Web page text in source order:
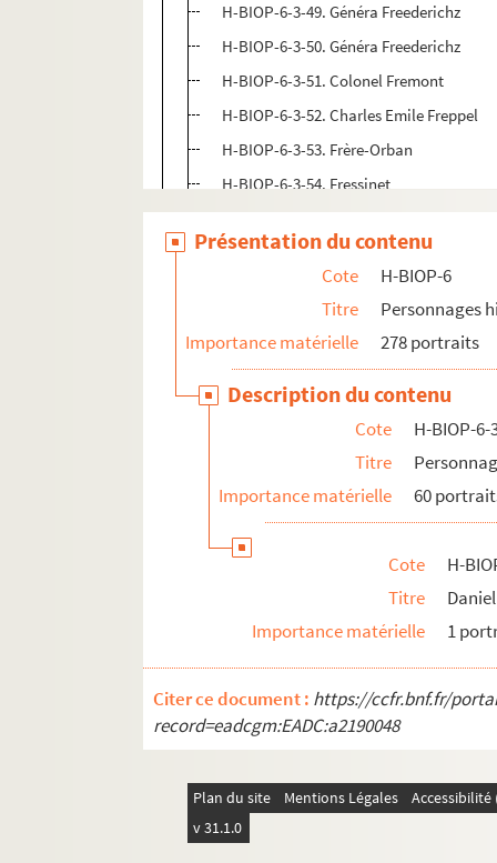
H-BIOP-6-3-49. Généra Freederichz
H-BIOP-6-3-50. Généra Freederichz
H-BIOP-6-3-51. Colonel Fremont
H-BIOP-6-3-52. Charles Emile Freppel
H-BIOP-6-3-53. Frère-Orban
H-BIOP-6-3-54. Fressinet
H-BIOP-6-3-55. Fressinet
H-BIOP-6-3-56. De Freycinet
H-BIOP-6-3-57. De Freycinet
H-BIOP-6-3-58. Frochot, premier préfet
H-BIOP-6-3-59. Madame Furtado-Heine
H-BIOP-6-3-60. Madame Furtado-Heine
H-BIOP-6-4. Personnages historiques
H-BIOP-7. Personnages historiques de H à M
H-BIOP-8. Personnages historiques de P à Z
H-BIOP-9. Portraits de personnages du
Présentation du contenu
Cote
H-BIOP-6
Titre
Personnages
Importance matérielle
278 portraits
Description du contenu
Cote
H-BIOP-6-
Titre
Importance matérielle
60
Cote
H-
Titre
Importance matérielle
1
Citer ce document : https://ccfr.bnf.fr/
record=eadcgm:EADC:a2190048
Plan du site Mentions Légales
v 31.1.0